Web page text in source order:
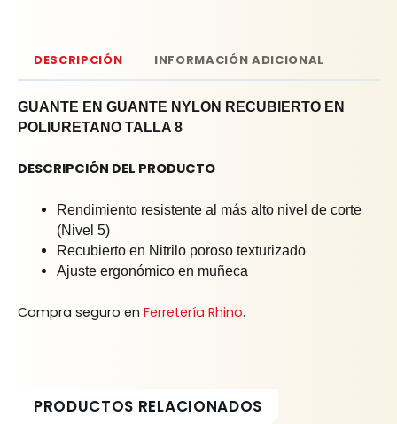
DESCRIPCIÓN INFORMACIÓN ADICIONAL
GUANTE EN GUANTE NYLON RECUBIERTO EN
POLIURETANO TALLA 8
DESCRIPCIÓN DEL PRODUCTO
Rendimiento resistente al más alto nivel de corte
(Nivel 5)
Recubierto en Nitrilo poroso texturizado
Ajuste ergonómico en muñeca
Compra seguro en Ferretería Rhino.